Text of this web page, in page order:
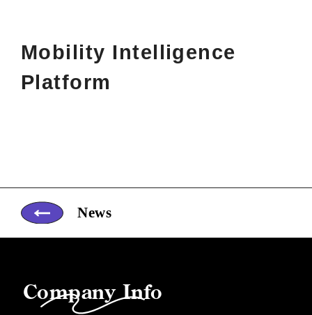
Mobility Intelligence
Platform
News
Company Info